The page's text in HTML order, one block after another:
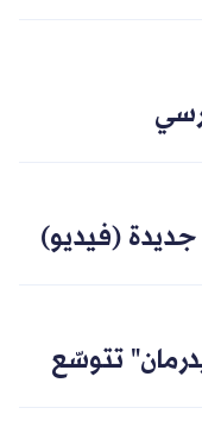
(فيديو)
تتوسّع